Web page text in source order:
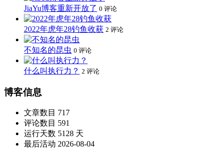
JiaYu博客重新开放了 0 评论
2022年虎年28钓鱼收获 2 评论
不知名的昆虫 0 评论
什么叫执行力？ 2 评论
博客信息
文章数目 717
评论数目 591
运行天数 5128 天
最后活动 2026-08-04